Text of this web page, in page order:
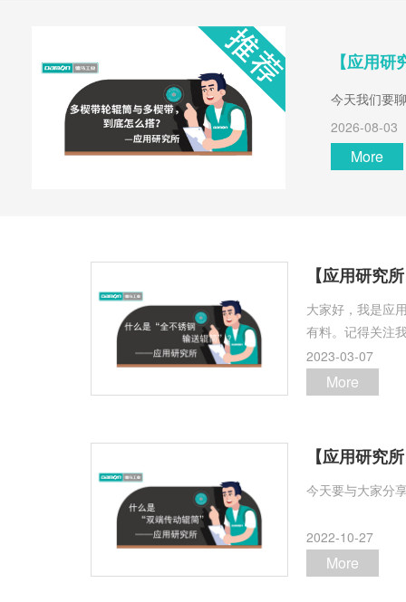
【应用
今天我们要
2026-08-03
More
【应用研究
大家好，我是应
有料。记得关注
2023-03-07
More
【应用研究
今天要与大家分
2022-10-27
More